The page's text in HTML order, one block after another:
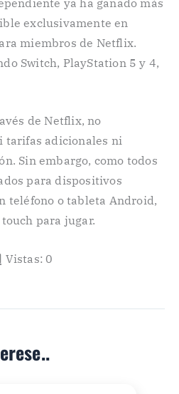
exclusivamente en
miembros de Netflix.
Switch, PlayStation 5 y 4,
de Netflix, no
tarifas adicionales ni
Sin embargo, como todos
para dispositivos
teléfono o tableta Android,
para jugar.
Vistas: 0